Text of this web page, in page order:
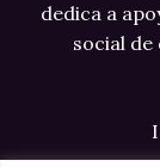
dedica a
social de